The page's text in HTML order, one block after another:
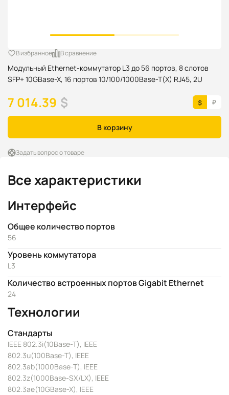
Модульный Ethernet-коммутатор L3 до 56 портов, 8 слотов
SFP+ 10GBase-X, 16 портов 10/100/1000Base-T(X) RJ45, 2U
В избранное В сравнение
7 014.39 $
В корзину
Задать вопрос о товаре
Все характеристики
Интерфейс
Общее количество портов
56
Уровень коммутатора
L3
Количество встроенных портов Gigabit Ethernet
24
Технологии
Стандарты
IEEE 802.3i(10Base-T), IEEE
802.3u(100Base-T), IEEE
802.3ab(1000Base-T), IEEE
802.3z(1000Base-SX/LX), IEEE
802.3ae(10GBase-X), IEEE